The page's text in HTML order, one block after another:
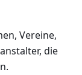
Vereine,
die